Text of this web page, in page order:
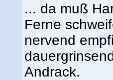
... da muß
Ferne
nervend
Andrack.